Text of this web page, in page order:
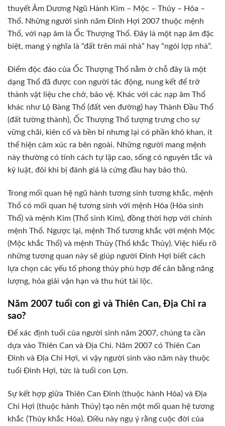
thuyết Âm Dương Ngũ Hành Kim – Mộc – Thủy – Hỏa –
Thổ. Những người sinh năm Đinh Hợi 2007 thuộc mệnh
Thổ, với nạp âm là Ốc Thượng Thổ. Đây là một nạp âm đặc
biệt, mang ý nghĩa là “đất trên mái nhà” hay “ngói lợp nhà”.
Điểm độc đáo của Ốc Thượng Thổ nằm ở chỗ đây là một
dạng Thổ đã được con người tác động, nung kết để trở
thành vật liệu che chở, bảo vệ. Khác với các nạp âm Thổ
khác như Lộ Bàng Thổ (đất ven đường) hay Thành Đầu Thổ
(đất tường thành), Ốc Thượng Thổ tượng trưng cho sự
vững chãi, kiên cố và bền bỉ nhưng lại có phần khô khan, ít
thể hiện cảm xúc ra bên ngoài. Những người mang mệnh
này thường có tính cách tự lập cao, sống có nguyên tắc và
kỷ luật, đôi khi bị đánh giá là cứng đầu hay bảo thủ.
Trong mối quan hệ ngũ hành tương sinh tương khắc, mệnh
Thổ có mối quan hệ tương sinh với mệnh Hỏa (Hỏa sinh
Thổ) và mệnh Kim (Thổ sinh Kim), đồng thời hợp với chính
mệnh Thổ. Ngược lại, mệnh Thổ tương khắc với mệnh Mộc
(Mộc khắc Thổ) và mệnh Thủy (Thổ khắc Thủy). Việc hiểu rõ
những tương quan này sẽ giúp người Đinh Hợi biết cách
lựa chọn các yếu tố phong thủy phù hợp để cân bằng năng
lượng, hóa giải vận hạn và thu hút tài lộc.
Năm 2007 tuổi con gì và Thiên Can, Địa Chi ra
sao?
Để xác định tuổi của người sinh năm 2007, chúng ta cần
dựa vào Thiên Can và Địa Chi. Năm 2007 có Thiên Can
Đinh và Địa Chi Hợi, vì vậy người sinh vào năm này thuộc
tuổi Đinh Hợi, tức là tuổi con Lợn.
Sự kết hợp giữa Thiên Can Đinh (thuộc hành Hỏa) và Địa
Chi Hợi (thuộc hành Thủy) tạo nên một mối quan hệ tương
khắc (Thủy khắc Hỏa). Điều này ngụ ý rằng cuộc đời của